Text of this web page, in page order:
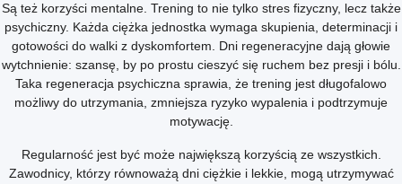
Są też korzyści mentalne. Trening to nie tylko stres fizyczny, lecz także
psychiczny. Każda ciężka jednostka wymaga skupienia, determinacji i
gotowości do walki z dyskomfortem. Dni regeneracyjne dają głowie
wytchnienie: szansę, by po prostu cieszyć się ruchem bez presji i bólu.
Taka regeneracja psychiczna sprawia, że trening jest długofalowo
możliwy do utrzymania, zmniejsza ryzyko wypalenia i podtrzymuje
motywację.
Regularność jest być może największą korzyścią ze wszystkich.
Zawodnicy, którzy równoważą dni ciężkie i lekkie, mogą utrzymywać